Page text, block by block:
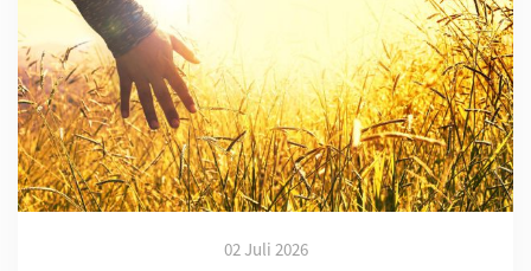
02 Juli 2026